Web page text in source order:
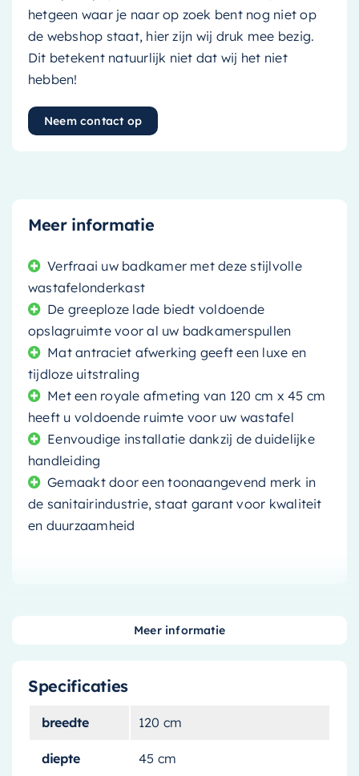
hetgeen waar je naar op zoek bent nog niet op
de webshop staat, hier zijn wij druk mee bezig.
Dit betekent natuurlijk niet dat wij het niet
hebben!
Neem contact op
Meer informatie
Verfraai uw badkamer met deze stijlvolle
wastafelonderkast
De greeploze lade biedt voldoende
opslagruimte voor al uw badkamerspullen
Mat antraciet afwerking geeft een luxe en
tijdloze uitstraling
Met een royale afmeting van 120 cm x 45 cm
heeft u voldoende ruimte voor uw wastafel
Eenvoudige installatie dankzij de duidelijke
handleiding
Gemaakt door een toonaangevend merk in
de sanitairindustrie, staat garant voor kwaliteit
en duurzaamheid
wastafelonderkast
badkamer een moderne en stijlvolle uitstraling
Specificaties
breedte 120 cm
diepte 45 cm
Meer informatie